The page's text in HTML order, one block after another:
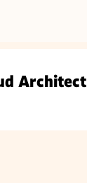
Architect